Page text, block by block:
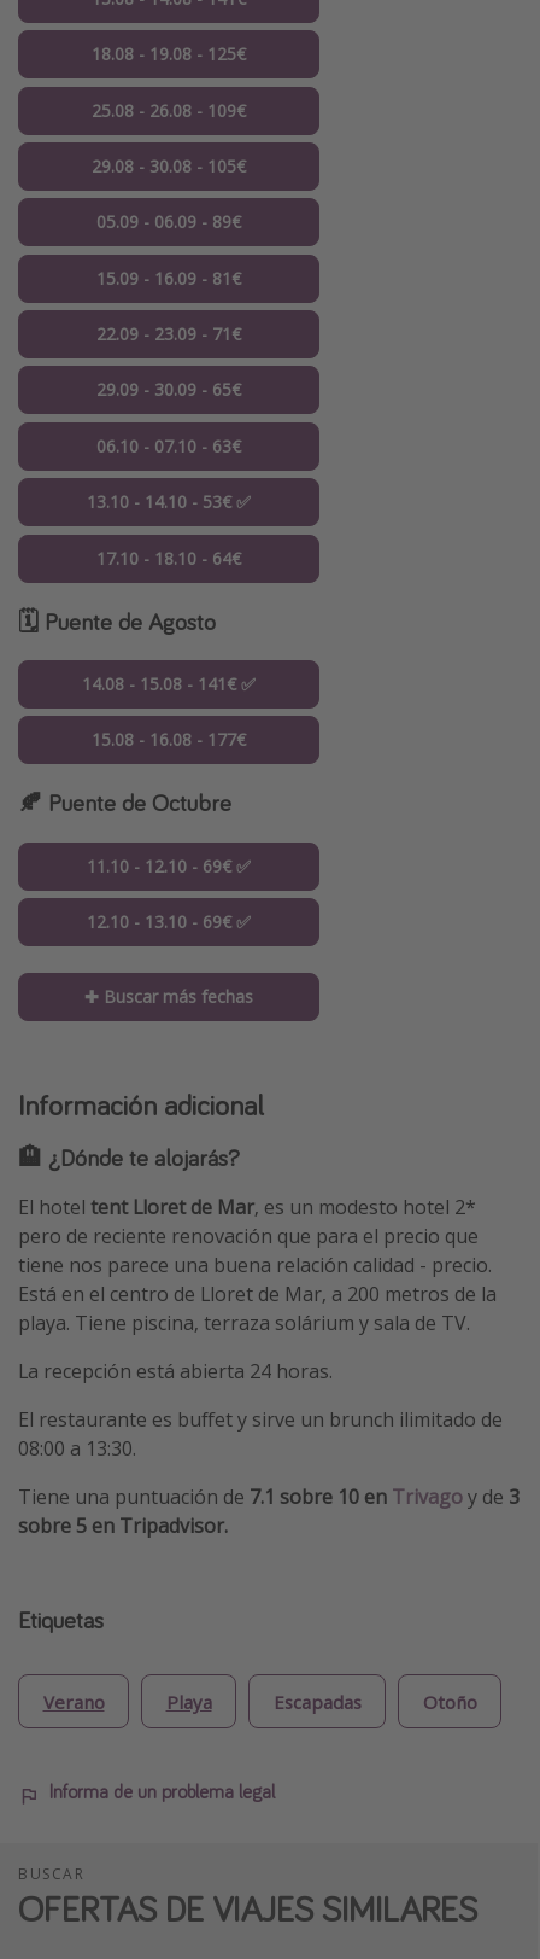
18.08 - 19.08 - 125€
25.08 - 26.08 - 109€
29.08 - 30.08 - 105€
05.09 - 06.09 - 89€
15.09 - 16.09 - 81€
22.09 - 23.09 - 71€
29.09 - 30.09 - 65€
06.10 - 07.10 - 63€
13.10 - 14.10 - 53€ ✅
17.10 - 18.10 - 64€
🗓️ Puente de Agosto
14.08 - 15.08 - 141€ ✅
15.08 - 16.08 - 177€
🍂 Puente de Octubre
11.10 - 12.10 - 69€ ✅
12.10 - 13.10 - 69€ ✅
✚ Buscar más fechas
Información adicional
🏨 ¿Dónde te alojarás?
El hotel tent Lloret de Mar, es un modesto hotel 2*
pero de reciente renovación que para el precio que
tiene nos parece una buena relación calidad - precio.
Está en el centro de Lloret de Mar, a 200 metros de la
playa. Tiene piscina, terraza solárium y sala de TV.
La recepción está abierta 24 horas.
El restaurante es buffet y sirve un brunch ilimitado de
08:00 a 13:30.
Tiene una puntuación de 7.1 sobre 10 en Trivagoy de 3
sobre 5 en Tripadvisor.
Etiquetas
Verano Playa Escapadas Otoño
Informa de un problema legal
BUSCAR
OFERTAS DE VIAJES SIMILARES